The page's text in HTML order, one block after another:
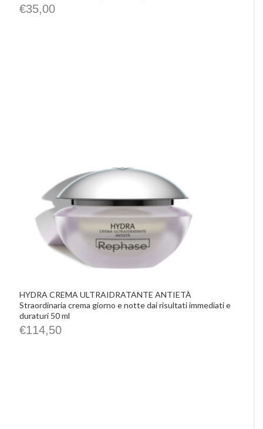
€35,00
HYDRA CREMA ULTRAIDRATANTE ANTIETÀ
Straordinaria crema giorno e notte dai risultati immediati e
duraturi 50 ml
€114,50